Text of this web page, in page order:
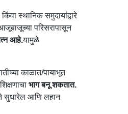
स्थानिक समुदायांद्वारे
परिसरापासून
आहे.यामुळे
काळात/पायाभूत
भाग बनू शकतात.
सुधारेल आणि लहान